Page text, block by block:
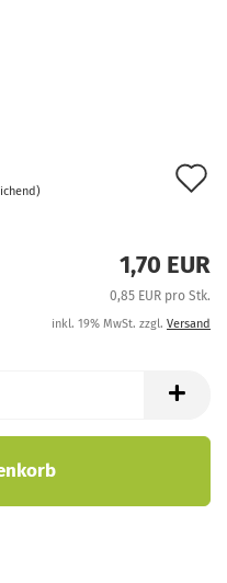
1,70 EUR
0,85 EUR pro Stk.
inkl. 19% MwSt. zzgl. Versand